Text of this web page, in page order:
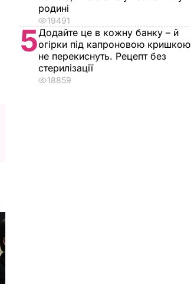
родині
19491
5Додайте це в кожну банку – й
огірки під капроновою кришкою
не перекиснуть. Рецепт без
стерилізації
18859